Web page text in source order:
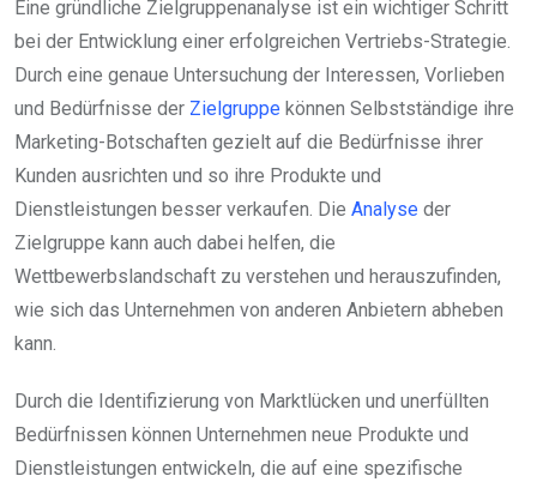
Eine gründliche Zielgruppenanalyse ist ein wichtiger Schritt
bei der Entwicklung einer erfolgreichen Vertriebs-Strategie.
Durch eine genaue Untersuchung der Interessen, Vorlieben
und Bedürfnisse der Zielgruppe können Selbstständige ihre
Marketing-Botschaften gezielt auf die Bedürfnisse ihrer
Kunden ausrichten und so ihre Produkte und
Dienstleistungen besser verkaufen. Die Analyse der
Zielgruppe kann auch dabei helfen, die
Wettbewerbslandschaft zu verstehen und herauszufinden,
wie sich das Unternehmen von anderen Anbietern abheben
kann.
Durch die Identifizierung von Marktlücken und unerfüllten
Bedürfnissen können Unternehmen neue Produkte und
Dienstleistungen entwickeln, die auf eine spezifische